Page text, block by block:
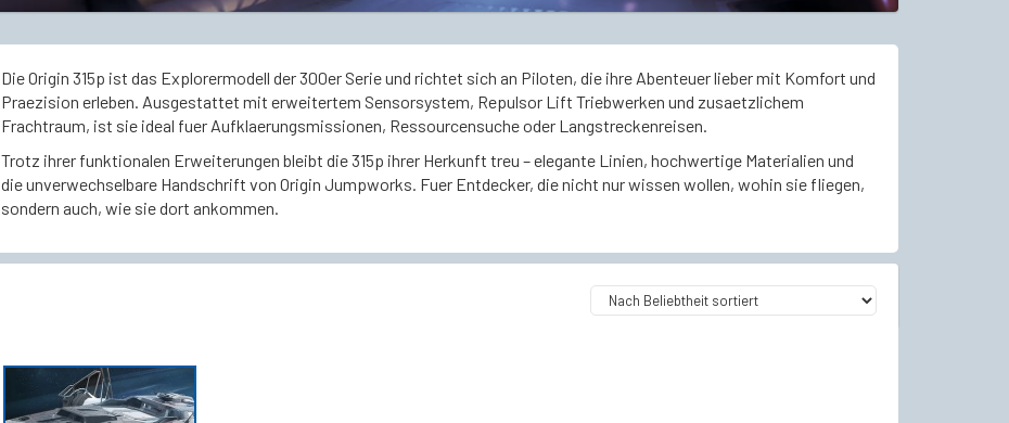
Die Origin 315p ist das Explorermodell der 300er Serie und richtet sich an Piloten, die ihre Abenteuer lieber mit Komfort und
Praezision erleben. Ausgestattet mit erweitertem Sensorsystem, Repulsor Lift Triebwerken und zusaetzlichem
Frachtraum, ist sie ideal fuer Aufklaerungsmissionen, Ressourcensuche oder Langstreckenreisen.
Trotz ihrer funktionalen Erweiterungen bleibt die 315p ihrer Herkunft treu – elegante Linien, hochwertige Materialien und
die unverwechselbare Handschrift von Origin Jumpworks. Fuer Entdecker, die nicht nur wissen wollen, wohin sie fliegen,
sondern auch, wie sie dort ankommen.
IN DEN WARENKORB